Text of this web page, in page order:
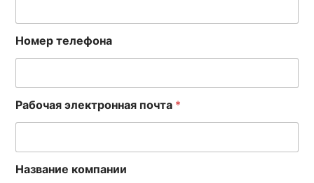
Номер телефона
Рабочая электронная почта *
Название компании